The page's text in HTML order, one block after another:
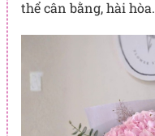
thể cân bằng, hài hòa.